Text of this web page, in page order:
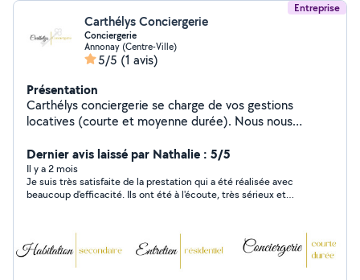
Entreprise
Carthélys Conciergerie
Conciergerie
Annonay (Centre-Ville)
5/5 (1 avis)
Présentation
Carthélys conciergerie se charge de vos gestions
locatives (courte et moyenne durée). Nous nous
changements des draps, Check -in/Check-out, tenue
d'un planning. Nous intervenons sur le bassin Annonéen
(rayon de 20/30km). N'hésitez pas à nous contacter en
cas de besoin.
Dernier avis laissé par Nathalie : 5/5
Il y a 2 mois
Je suis très satisfaite de la prestation qui a été réalisée avec
beaucoup d'efficacité. Ils ont été à l'écoute, très sérieux et